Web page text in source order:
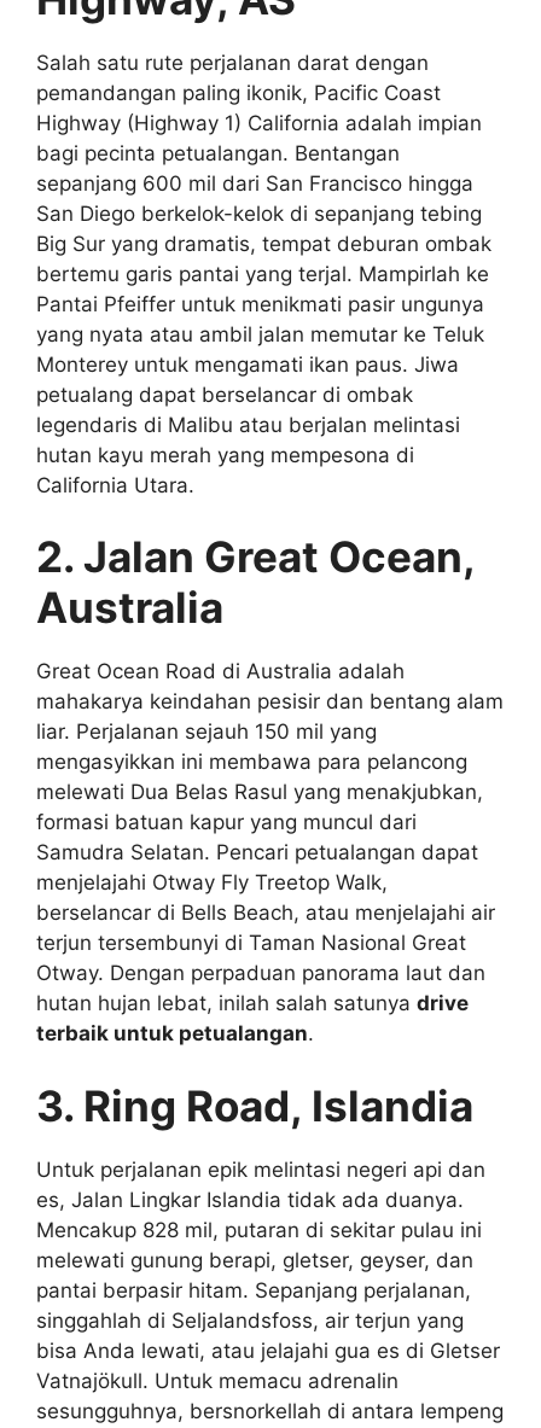
Salah satu rute perjalanan darat dengan
pemandangan paling ikonik, Pacific Coast
Highway (Highway 1) California adalah impian
bagi pecinta petualangan. Bentangan
sepanjang 600 mil dari San Francisco hingga
San Diego berkelok-kelok di sepanjang tebing
Big Sur yang dramatis, tempat deburan ombak
bertemu garis pantai yang terjal. Mampirlah ke
Pantai Pfeiffer untuk menikmati pasir ungunya
yang nyata atau ambil jalan memutar ke Teluk
Monterey untuk mengamati ikan paus. Jiwa
petualang dapat berselancar di ombak
legendaris di Malibu atau berjalan melintasi
hutan kayu merah yang mempesona di
California Utara.
2. Jalan Great Ocean,
Australia
Great Ocean Road di Australia adalah
mahakarya keindahan pesisir dan bentang alam
liar. Perjalanan sejauh 150 mil yang
mengasyikkan ini membawa para pelancong
melewati Dua Belas Rasul yang menakjubkan,
formasi batuan kapur yang muncul dari
Samudra Selatan. Pencari petualangan dapat
menjelajahi Otway Fly Treetop Walk,
berselancar di Bells Beach, atau menjelajahi air
terjun tersembunyi di Taman Nasional Great
Otway. Dengan perpaduan panorama laut dan
hutan hujan lebat, inilah salah satunya drive
terbaik untuk petualangan.
3. Ring Road, Islandia
Untuk perjalanan epik melintasi negeri api dan
es, Jalan Lingkar Islandia tidak ada duanya.
Mencakup 828 mil, putaran di sekitar pulau ini
melewati gunung berapi, gletser, geyser, dan
pantai berpasir hitam. Sepanjang perjalanan,
singgahlah di Seljalandsfoss, air terjun yang
bisa Anda lewati, atau jelajahi gua es di Gletser
Vatnajökull. Untuk memacu adrenalin
sesungguhnya, bersnorkellah di antara lempeng